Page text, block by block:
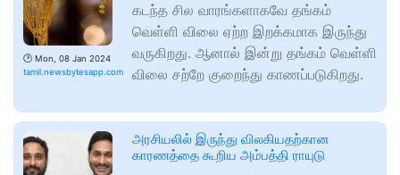
🕑 Mon, 08 Jan 2024
tamil.newsbytesapp.com
கடந்த சில வாரங்களாகவே தங்கம்
வெள்ளி விலை ஏற்ற இறக்கமாக இருந்து
வருகிறது. ஆனால் இன்று தங்கம் வெள்ளி
விலை சற்றே குறைந்து காணப்படுகிறது.
அரசியலில் இருந்து விலகியதற்கான
காரணத்தை கூறிய அம்பத்தி ராயுடு